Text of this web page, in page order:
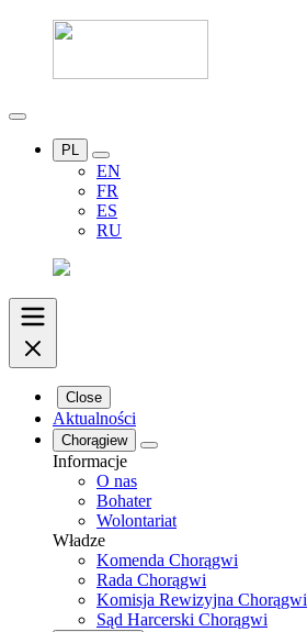
PL
EN
FR
ES
RU
Close
Aktualności
Chorągiew
Informacje
O nas
Bohater
Wolontariat
Władze
Komenda Chorągwi
Rada Chorągwi
Komisja Rewizyjna Chorągwi
Sąd Harcerski Chorągwi